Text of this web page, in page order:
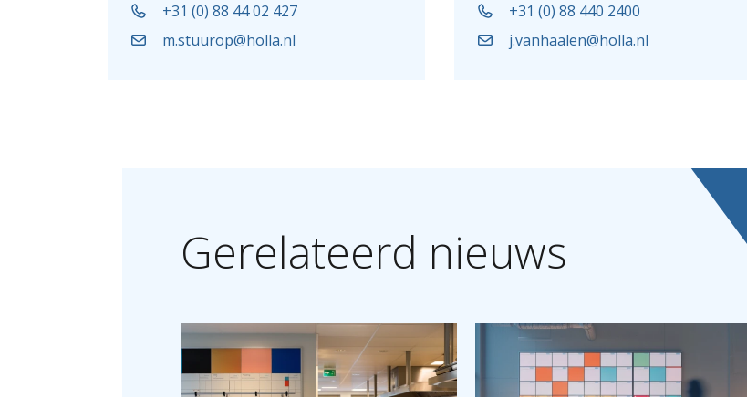
+31 (0) 88 44 02 427
m.stuurop@holla.nl
+31 (0) 88 440 2400
j.vanhaalen@holla.nl
Gerelateerd nieuws